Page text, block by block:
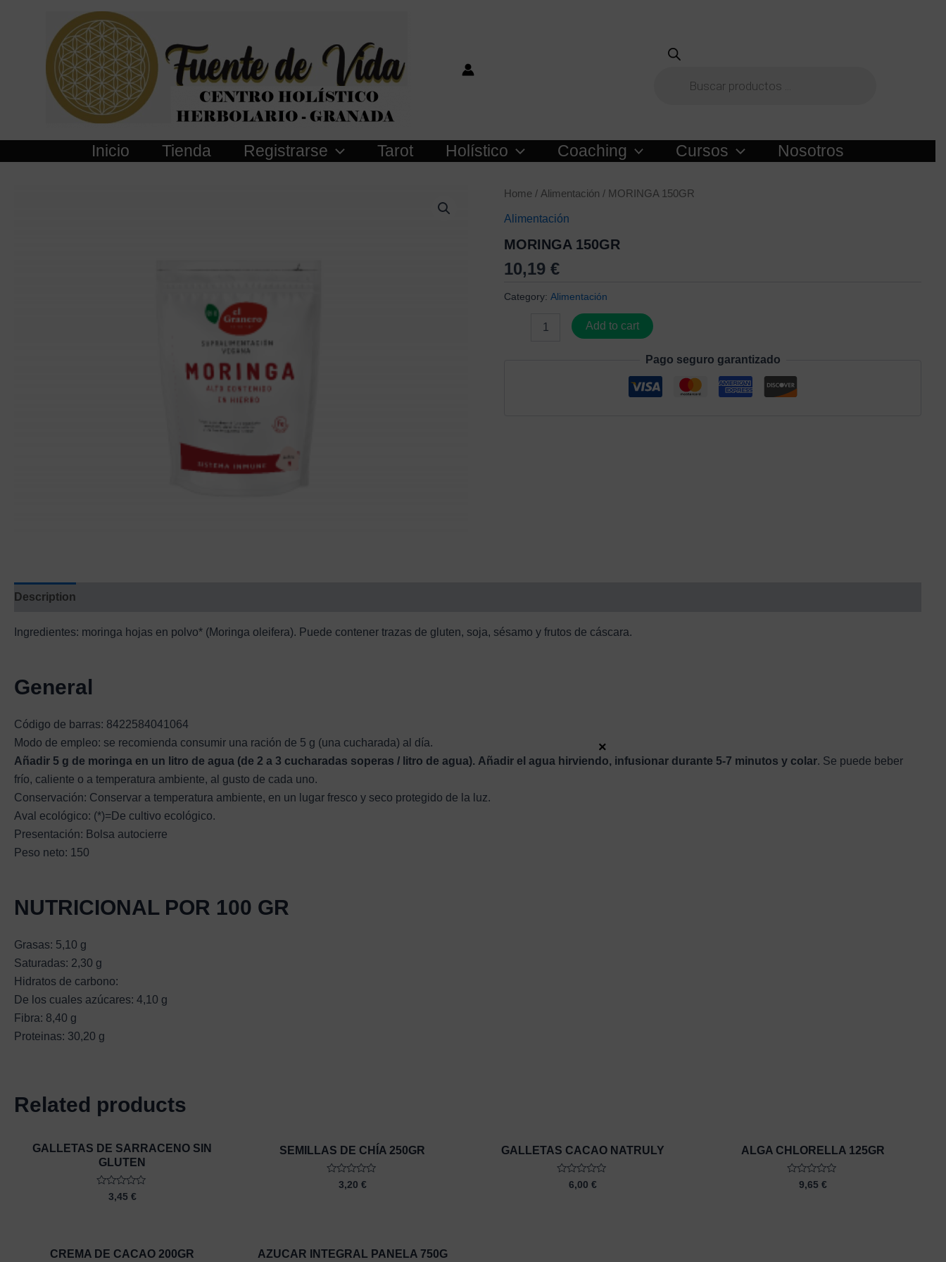
productos
Inicio Tienda Registrarse Tarot Holístico Coaching Cursos Nosotros
Home / Alimentación / MORINGA 150GR
Alimentación
MORINGA 150GR
10,19€
Category:Alimentación
MORINGA
quantity
Add to cart
Pago seguro garantizado
Description
Ingredientes: moringa hojas en polvo* (Moringa oleifera). Puede contener trazas de gluten, soja, sésamo y frutos de cáscara.
General
Código de barras: 8422584041064
Modo de empleo: se recomienda consumir una ración de 5 g (una cucharada) al día.
Añadir 5 g de moringa en un litro de agua (de 2 a 3 cucharadas soperas / litro de agua). Añadir el agua hirviendo, infusionar durante 5-7 minutos y colar. Se puede beber
frío, caliente o a temperatura ambiente, al gusto de cada uno.
Conservación: Conservar a temperatura ambiente, en un lugar fresco y seco protegido de la luz.
Aval ecológico: (*)=De cultivo ecológico.
Presentación: Bolsa autocierre
Peso neto: 150
NUTRICIONAL POR 100 GR
Grasas: 5,10 g
Saturadas: 2,30 g
Hidratos de carbono:
De los cuales azúcares: 4,10 g
Fibra: 8,40 g
Proteinas: 30,20 g
Related products
GALLETAS DE SARRACENO SIN
GLUTEN
Rated
3,45 €
SEMILLAS DE CHÍA 250GR
Rated
3,20 €
GALLETAS CACAO NATRULY
Rated
6,00€
ALGA CHLORELLA 125GR
Rated
9,65€
CREMA DE CACAO 200GR AZUCAR INTEGRAL PANELA 750G
×